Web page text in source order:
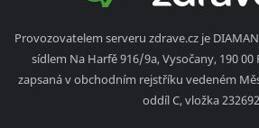
Provozovatelem serveru zdrave.cz je
sídlem Na Harfě 916/9a, Vysočany, 190 00
zapsaná v obchodním rejstříku vedeném
oddíl C, vložka